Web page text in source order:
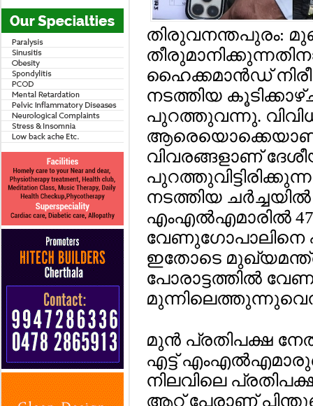
തിരുവനന്തപുരം:
ഹൈക്കമാന്‍ഡ്
നടത്തിയ
പുറത്തുവന്നു.
ആരെയൊക്കെയാണ്
വിവരങ്ങളാണ്
നടത്തിയ
എംഎല്‍എമാരില്‍
വേണുഗോപാലിനെ
ഇതോടെ
പോരാട്ടത്തില്‍
മുന്‍ പ്രതിപക്ഷ
എട്ട്
നിലവിലെ
ആറ് പേരാണ്